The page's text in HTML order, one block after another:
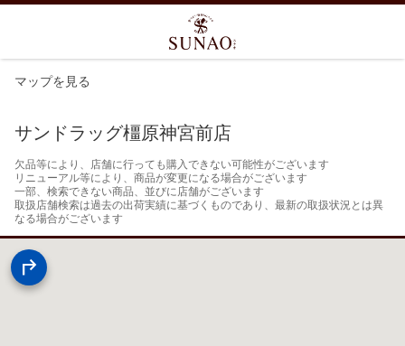
マップを見る
サンドラッグ橿原神宮前店
欠品等により、店舗に行っても購入できない可能性がございます
リニューアル等により、商品が変更になる場合がございます
一部、検索できない商品、並びに店舗がございます
取扱店舗検索は過去の出荷実績に基づくものであり、最新の取扱状況とは異
なる場合がございます